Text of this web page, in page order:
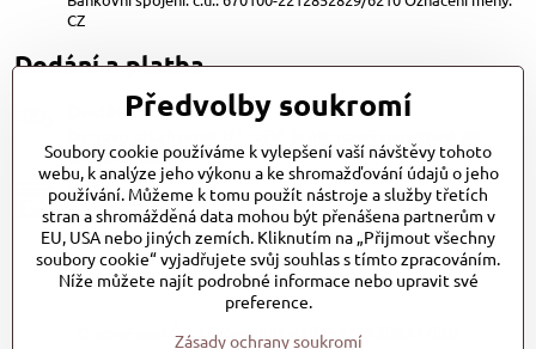
CZ
Dodání a platba
Dodání
s.r.o. a Zásilkovna
Platby
Dobírkou (25,- Kč)
Bankovním převodem (zdarma)
Platba kartou (Zdarma)PayPal (Zdarma)
Při převzetí hotově nebo kartou (Zdarma)
DiscusFood-Česká-Republika-1025231930837700/
Předvolby soukromí
Soubory cookie používáme k vylepšení vaší návštěvy tohoto
webu, k analýze jeho výkonu a ke shromažďování údajů o jeho
používání. Můžeme k tomu použít nástroje a služby třetích
stran a shromážděná data mohou být přenášena partnerům v
EU, USA nebo jiných zemích. Kliknutím na „Přijmout všechny
soubory cookie“ vyjadřujete svůj souhlas s tímto zpracováním.
Níže můžete najít podrobné informace nebo upravit své
preference.
Zásady ochrany soukromí